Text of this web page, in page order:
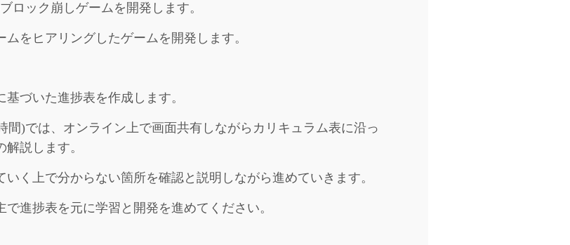
ロック崩しゲームを開発します。
をヒアリングしたゲームを開発します。
づいた進捗表を作成します。
間)では、オンライン上で画面共有しながらカリキュラム表に沿っ
説します。
く上で分からない箇所を確認と説明しながら進めていきます。
進捗表を元に学習と開発を進めてください。